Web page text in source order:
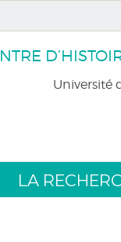
Université
LA